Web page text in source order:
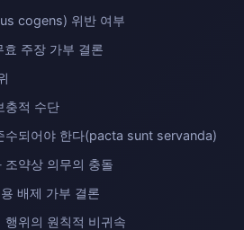
cogens) 위반 여부
효 주장 가부 결론
충적 수단
수되어야 한다(pacta sunt servanda)
조약상 의무의 충돌
배제 가부 결론
행위의 원칙적 비귀속